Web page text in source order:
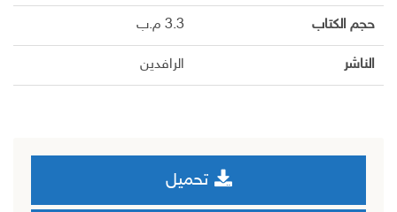
حجم الكتاب 3.3 م.ب
الناشر الرافدين
تحميل